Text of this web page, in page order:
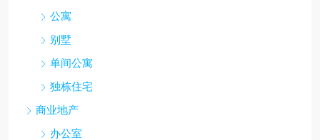
公寓
别墅
单间公寓
独栋住宅
商业地产
办公室